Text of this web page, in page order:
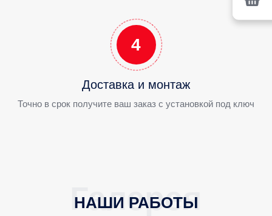
4
Доставка и монтаж
Точно в срок получите ваш заказ с установкой под ключ
НАШИ РАБОТЫ